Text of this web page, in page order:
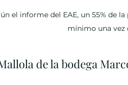
el informe del EAE, un 55% de
mínimo una vez
de la bodega